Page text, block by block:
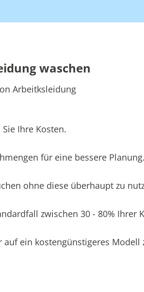
waschen
Arbeitksleidung
Ihre Kosten.
für eine bessere Planung.
ohne diese überhaupt zu
zwischen 30 - 80% Ihrer
ein kostengünstigeres Modell